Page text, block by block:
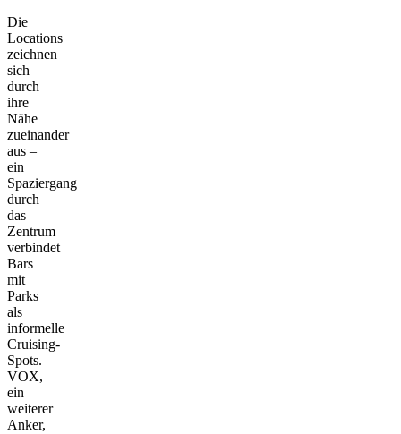
Die
Locations
zeichnen
sich
durch
ihre
Nähe
zueinander
aus –
ein
Spaziergang
durch
das
Zentrum
verbindet
Bars
mit
Parks
als
informelle
Cruising-
Spots.
VOX,
ein
weiterer
Anker,